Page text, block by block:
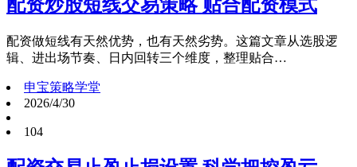
配资炒股短线交易策略 贴合配资模式
配资做短线有天然优势，也有天然劣势。这篇文章从选股逻
辑、进出场节奏、日内回转三个维度，整理贴合…
申宝策略学堂
2026/4/30
104